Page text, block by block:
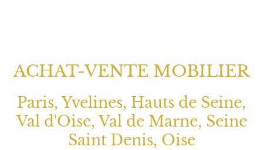
ACHAT-VENTE MOBILIER
Paris, Yvelines, Hauts de Seine,
Val d'Oise, Val de Marne, Seine
Saint Denis, Oise